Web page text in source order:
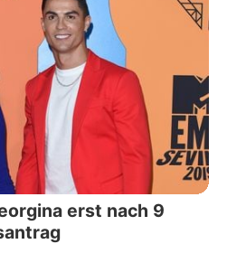
erst nach 9